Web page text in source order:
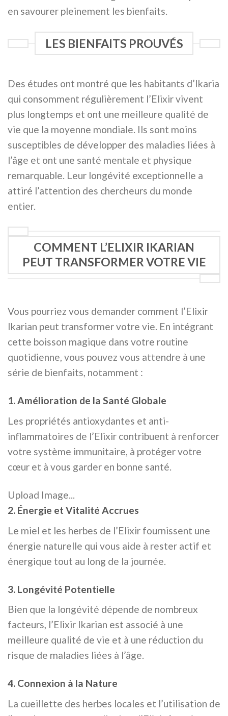
en savourer pleinement les bienfaits.
LES BIENFAITS PROUVÉS
Des études ont montré que les habitants d’Ikaria
qui consomment régulièrement l’Elixir vivent
plus longtemps et ont une meilleure qualité de
vie que la moyenne mondiale. Ils sont moins
susceptibles de développer des maladies liées à
l’âge et ont une santé mentale et physique
remarquable. Leur longévité exceptionnelle a
attiré l’attention des chercheurs du monde
entier.
COMMENT L’ELIXIR IKARIAN
PEUT TRANSFORMER VOTRE VIE
Vous pourriez vous demander comment l’Elixir
Ikarian peut transformer votre vie. En intégrant
cette boisson magique dans votre routine
quotidienne, vous pouvez vous attendre à une
série de bienfaits, notamment :
1. Amélioration de la Santé Globale
Les propriétés antioxydantes et anti-
inflammatoires de l’Elixir contribuent à renforcer
votre système immunitaire, à protéger votre
cœur et à vous garder en bonne santé.
Upload Image...
2. Énergie et Vitalité Accrues
Le miel et les herbes de l’Elixir fournissent une
énergie naturelle qui vous aide à rester actif et
énergique tout au long de la journée.
3. Longévité Potentielle
Bien que la longévité dépende de nombreux
facteurs, l’Elixir Ikarian est associé à une
meilleure qualité de vie et à une réduction du
risque de maladies liées à l’âge.
4. Connexion à la Nature
La cueillette des herbes locales et l’utilisation de